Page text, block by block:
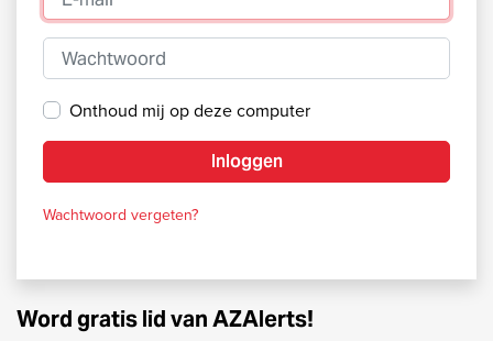
Wachtwoord
Onthoud mij op deze computer
Inloggen
Wachtwoord vergeten?
Word gratis lid van AZAlerts!